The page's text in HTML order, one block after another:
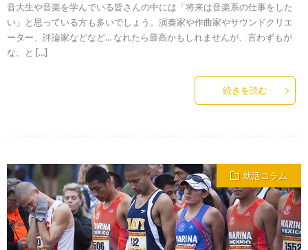
音大生や音楽を学んでいる皆さんの中には「将来は音楽系の仕事をした
い」と思っている方も多いでしょう。演奏家や作曲家やサウンドクリエ
ーター、評論家などなど… なれたら最高かもしれませんが、言わずもが
な、と […]
続きを読む
就活コラム